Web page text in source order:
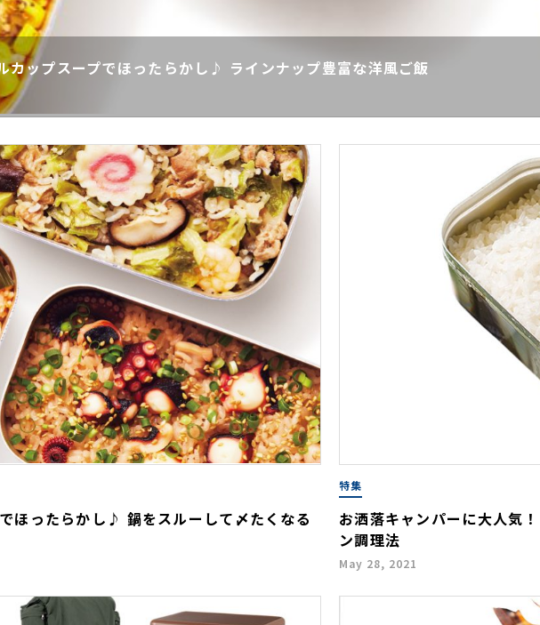
カップスープでほったらかし♪ ラインナップ豊富な洋風ご飯
ほったらかし♪ 鍋をスルーして〆たくなる
特集
お洒落キャンパーに大人気
ン調理法
May 28, 2021